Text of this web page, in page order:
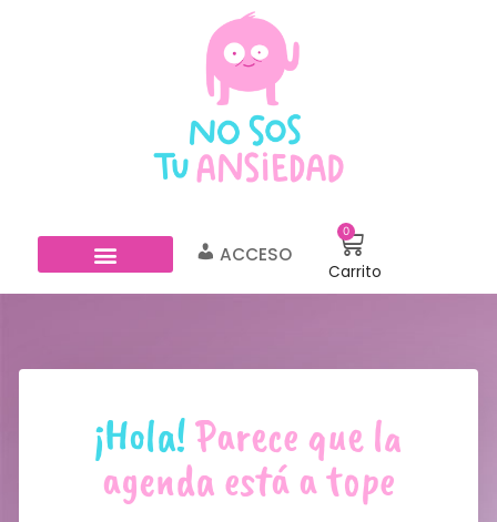
ACCESO
0
Carrito
¡Hola!Parece que la
agenda está a tope